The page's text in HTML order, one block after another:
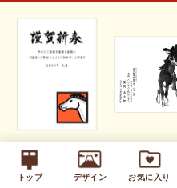
トップ デザイン お気に入り
キッズ